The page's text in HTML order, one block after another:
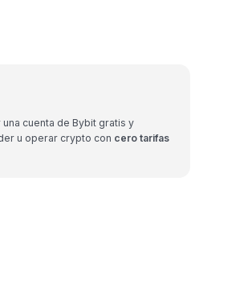
cuenta de Bybit gratis y
u operar crypto con cero tarifas